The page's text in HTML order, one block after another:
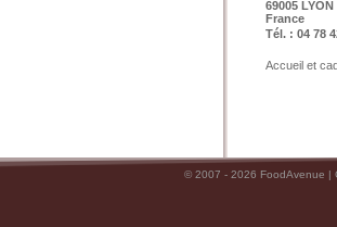
69005 LYON
France
Tél. : 04 78
Accueil et
© 2007 - 2026 FoodAvenue |